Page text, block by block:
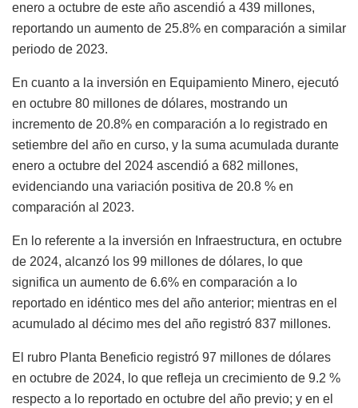
enero a octubre de este año ascendió a 439 millones,
reportando un aumento de 25.8% en comparación a similar
periodo de 2023.
En cuanto a la inversión en Equipamiento Minero, ejecutó
en octubre 80 millones de dólares, mostrando un
incremento de 20.8% en comparación a lo registrado en
setiembre del año en curso, y la suma acumulada durante
enero a octubre del 2024 ascendió a 682 millones,
evidenciando una variación positiva de 20.8 % en
comparación al 2023.
En lo referente a la inversión en Infraestructura, en octubre
de 2024, alcanzó los 99 millones de dólares, lo que
significa un aumento de 6.6% en comparación a lo
reportado en idéntico mes del año anterior; mientras en el
acumulado al décimo mes del año registró 837 millones.
El rubro Planta Beneficio registró 97 millones de dólares
en octubre de 2024, lo que refleja un crecimiento de 9.2 %
respecto a lo reportado en octubre del año previo; y en el